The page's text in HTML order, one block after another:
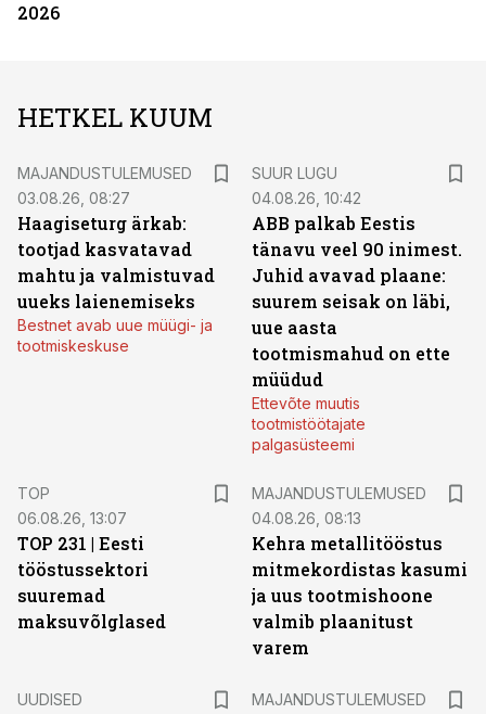
2026
HETKEL KUUM
MAJANDUSTULEMUSED
03.08.26, 08:27
Haagiseturg ärkab:
tootjad kasvatavad
mahtu ja valmistuvad
uueks laienemiseks
Bestnet avab uue müügi- ja
tootmiskeskuse
SUUR LUGU
04.08.26, 10:42
ABB palkab Eestis
tänavu veel 90 inimest.
Juhid avavad plaane:
suurem seisak on läbi,
uue aasta
tootmismahud on ette
müüdud
Ettevõte muutis
tootmistöötajate
palgasüsteemi
TOP
06.08.26, 13:07
TOP 231 | Eesti
tööstussektori
suuremad
maksuvõlglased
MAJANDUSTULEMUSED
04.08.26, 08:13
Kehra metallitööstus
mitmekordistas kasumi
ja uus tootmishoone
valmib plaanitust
varem
UUDISED
MAJANDUSTULEMUSED